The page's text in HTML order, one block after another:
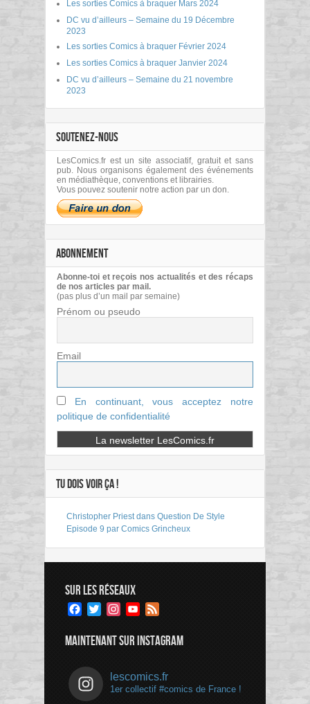
Les sorties Comics à braquer Mars 2024
DC vu d’ailleurs – Semaine du 19 Décembre
2023
Les sorties Comics à braquer Février 2024
Les sorties Comics à braquer Janvier 2024
DC vu d’ailleurs – Semaine du 21 novembre
2023
SOUTENEZ-NOUS
LesComics.fr est un site associatif, gratuit et sans
pub. Nous organisons également des événements
en médiathèque, conventions et librairies.
Vous pouvez soutenir notre action par un don.
ABONNEMENT
Abonne-toi et reçois nos actualités et des récaps
de nos articles par mail.
(pas plus d’un mail par semaine)
Prénom ou pseudo
Email
En continuant, vous acceptez notre
politique de confidentialité
TU DOIS VOIR ÇA !
Christopher Priest dans Question De Style
Episode 9 par Comics Grincheux
SUR LES RÉSEAUX
Facebook
TwitterInstagramYouTube
MAINTENANT SUR INSTAGRAM
lescomics.fr
1er collectif #comics de France !